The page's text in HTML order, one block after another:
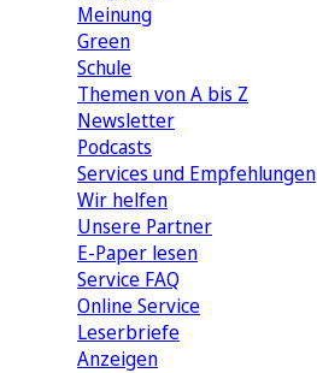
Meinung
Green
Schule
Themen von A bis Z
Newsletter
Podcasts
Services und Empfehlungen
Wir helfen
Unsere Partner
E-Paper lesen
Service FAQ
Online Service
Leserbriefe
Anzeigen